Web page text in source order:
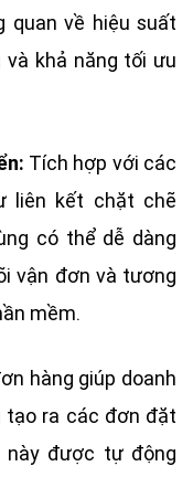
quan về hiệu suất
và khả năng tối ưu
Tích hợp với các
liên kết chặt chẽ
có thể dễ dàng
vận đơn và tương
mềm.
hàng giúp doanh
tạo ra các đơn đặt
này được tự động